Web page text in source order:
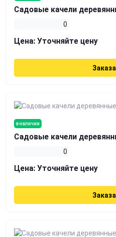
Садовые качели
0
Цена: Уточняйте цену
в наличии
Садовые качели
0
Цена: Уточняйте цену